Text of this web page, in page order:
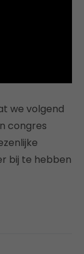
we volgend
congres
bij te hebben